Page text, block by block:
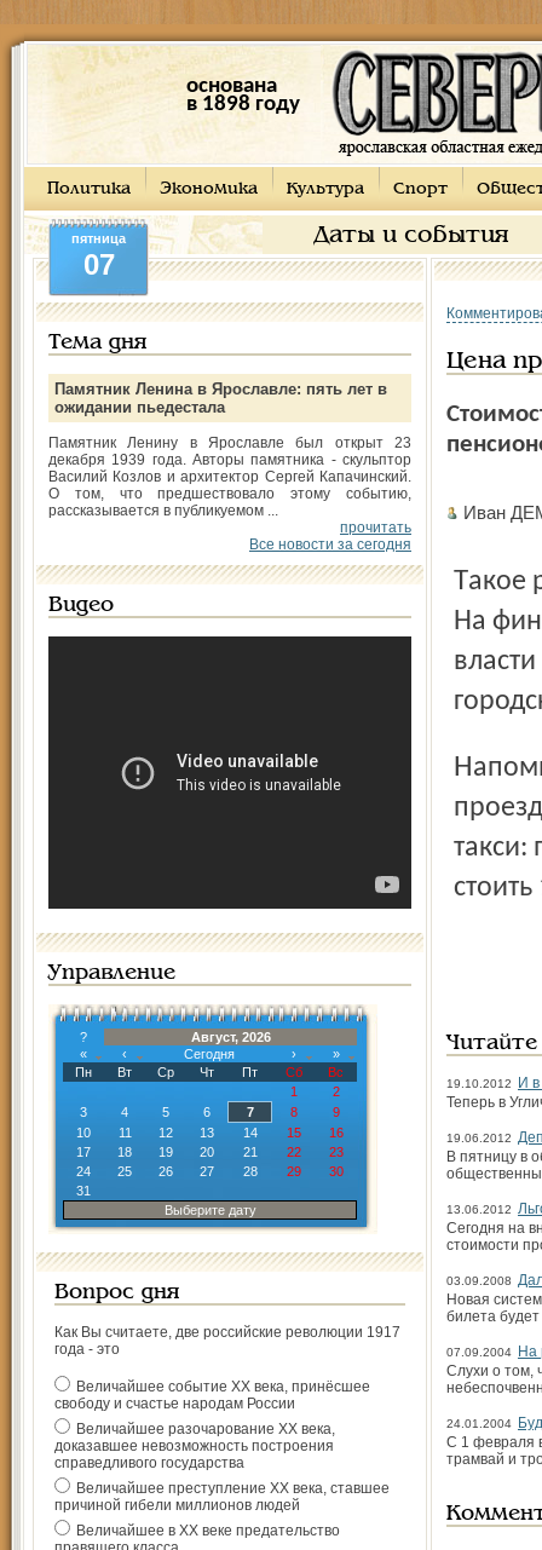
основана
в 1898 году
Политика Экономика Культура Спорт
Даты и события
пятница
07
Тема дня
Памятник Ленина в Ярославле: пять лет в
ожидании пьедестала
Памятник Ленину в Ярославле был открыт 23
декабря 1939 года. Авторы памятника - скульптор
Василий Козлов и архитектор Сергей Капачинский.
О том, что предшествовало этому событию,
рассказывается в публикуемом ...
прочитать
Все новости за сегодня
Видео
Управление
?
Август, 2026
«
‹ Сегодня ›
»
Пн
Вт Ср Чт Пт Сб
Вс
1
2
3
4 5 6 7 8
9
10
11 12 13 14 15
16
17
18 19 20 21 22
23
24
25 26 27 28 29
30
31
Выберите дату
Вопрос дня
Как Вы считаете, две российские революции 1917
года - это
Величайшее событие ХХ века, принёсшее
свободу и счастье народам России
Величайшее разочарование ХХ века,
доказавшее невозможность построения
справедливого государства
Величайшее преступление ХХ века, ставшее
причиной гибели миллионов людей
Величайшее в ХХ веке предательство
Цена
Иван
Такое решение приняли вчера депутаты муниципалитета.
На
Напомним, что с 19 июня в Ярославле повысятся цены на
такси:
19.10.2012
И
Теперь в
19.06.2012
В пятницу в
13.06.2012
Сегодня на
стоимости
03.09.2008
Новая
билета
07.09.2004
На
Слухи о том,
24.01.2004
С 1 февраля
трамвай и